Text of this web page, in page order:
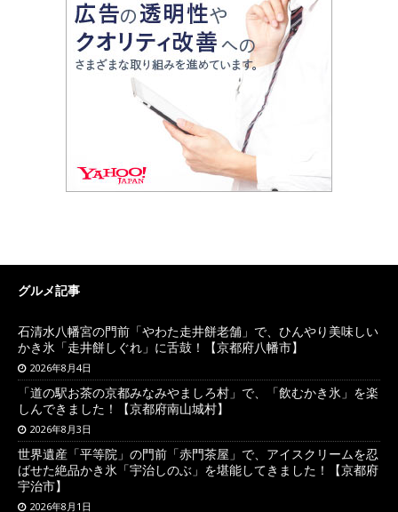
グルメ記事
石清水八幡宮の門前「やわた走井餅老舗」で、ひんやり美味しい
かき氷「走井餅しぐれ」に舌鼓！【京都府八幡市】
2026年8月4日
「道の駅お茶の京都みなみやましろ村」で、「飲むかき氷」を楽
しんできました！【京都府南山城村】
2026年8月3日
世界遺産「平等院」の門前「赤門茶屋」で、アイスクリームを忍
ばせた絶品かき氷「宇治しのぶ」を堪能してきました！【京都府
宇治市】
2026年8月1日